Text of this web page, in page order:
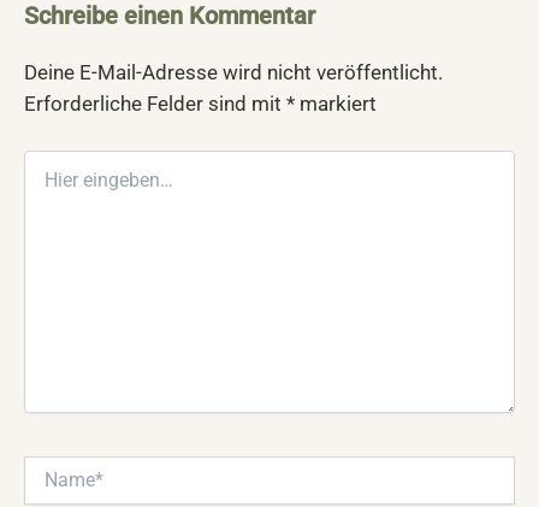
Schreibe einen Kommentar
Deine E-Mail-Adresse wird nicht veröffentlicht.
Erforderliche Felder sind mit * markiert
eingeben…